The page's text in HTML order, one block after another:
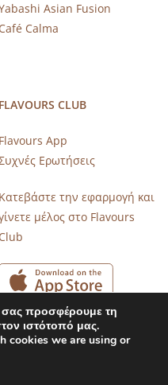
Asian Fusion
Café Calma
FLAVOURS CLUB
Flavours App
Ερωτήσεις
Κατεβάστε την εφαρμογή και
μέλος στο Flavours
Club
|
σας προσφέρουμε τη
ιστότοπό μας.
cookies we are using or